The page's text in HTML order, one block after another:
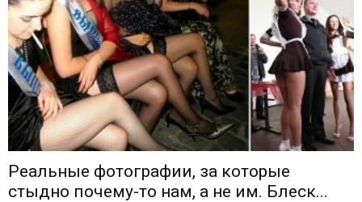
Реальные фотографии, за которые
стыдно почему-то нам, а не им. Блеск...